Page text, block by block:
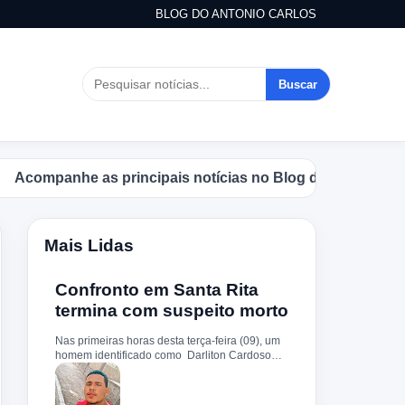
BLOG DO ANTONIO CARLOS
Buscar
as principais notícias no Blog do Antonio Carlos.
Mais Lidas
Confronto em Santa Rita
termina com suspeito morto
Nas primeiras horas desta terça-feira (09), um
homem identificado como Darliton Cardoso
Pereira morreu após confronto com a Polícia
Militar no povoado Timbotiba, zona rural de
Santa Rita. De acordo com a PM, os policiais